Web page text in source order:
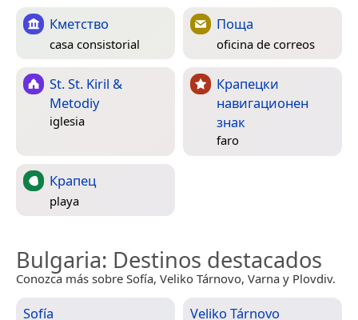
Кметство
casa consistorial
Поща
oficina de correos
St. St. Kiril &
Metodiy
iglesia
Крапецки
навигационен
знак
faro
Крапец
playa
Bulgaria: Destinos destacados
Conozca más sobre Sofía, Veliko Tárnovo, Varna y Plovdiv.
Sofía Veliko Tárnovo